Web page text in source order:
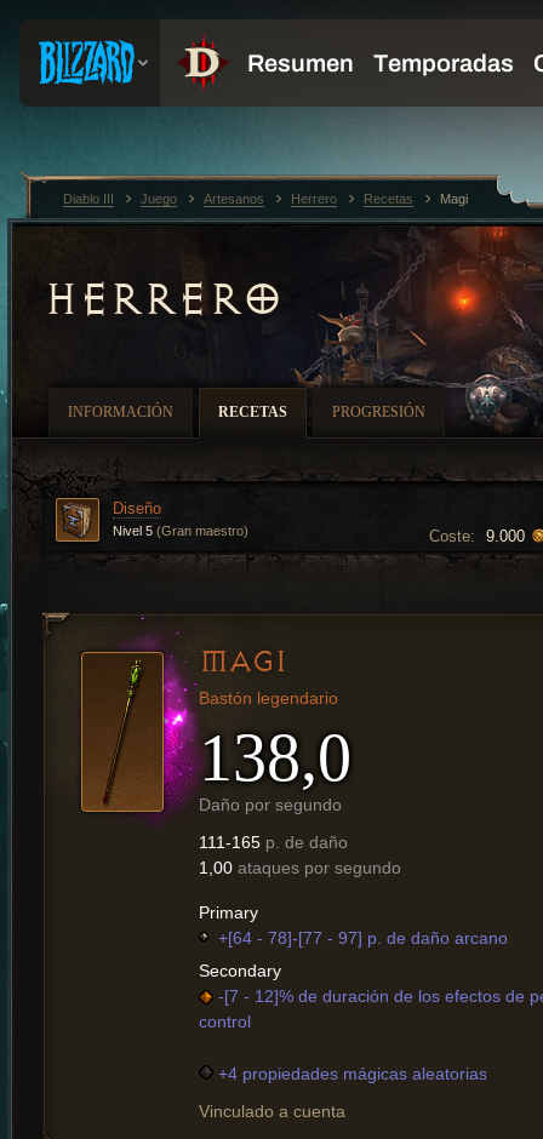
HERRERO
INFORMACIÓN RECETAS PROGRESIÓN
Coste: 9.000
Diseño
Nivel 5 (Gran maestro)
MAGI
Bastón legendario
138,0
Daño por segundo
111-165 p. de daño
1,00 ataques por segundo
Primary
+[64 - 78]-[77 - 97] p. de daño arcano
Secondary
-[7 - 12]% de duración de los efectos de
control
+4 propiedades mágicas aleatorias
Vinculado a cuenta
Diablo III Juego Artesanos Herrero Recetas Magi